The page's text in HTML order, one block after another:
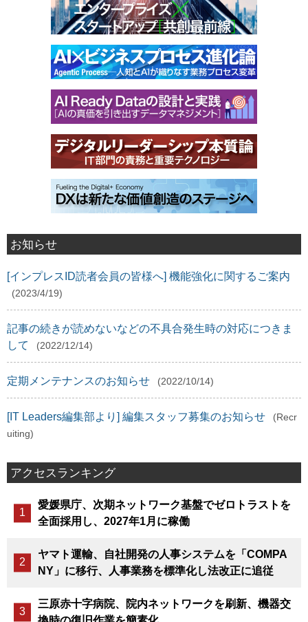
お知らせ
[インプレスID読者会員の皆様へ] 機能強化に関するご案内
(2023/4/19)
記事の続きが読めないなどの不具合発生時の対応につきま
して
(2022/12/14)
定期メンテナンスのお知らせ (2022/10/14)
[IT Leaders編集部より] 編集スタッフ募集のお知らせ
(Recr
uiting)
アクセスランキング
愛媛県庁、次期ネットワーク基盤でゼロトラストを
全面採用し、2027年1月に稼働
ヤマト運輸、自社開発の人事システムを「COMPA
NY」に移行、人事業務を標準化し法改正に追従
三原赤十字病院、院内ネットワークを刷新、機器交